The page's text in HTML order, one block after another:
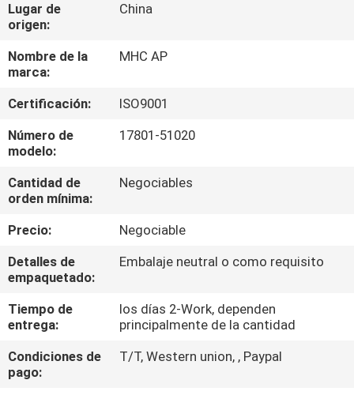
VIAJE
DE
LA
FÁBRICA
CONTROL
DE
CONTÁCTENOS
PIDA
CITA
Lugar de
origen:
China
Nombre de la
marca:
MHC AP
Certificación:
ISO9001
Número de
modelo:
17801-51020
Cantidad de
orden mínima:
Negociables
Precio:
Negociable
Detalles de
empaquetado:
Embalaje neutral o como requisito
Tiempo de
entrega:
los días 2-Work, dependen
principalmente de la cantidad
Condiciones de
pago:
T/T, Western union, , Paypal